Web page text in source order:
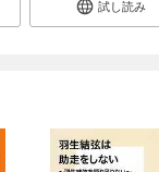
試し読み